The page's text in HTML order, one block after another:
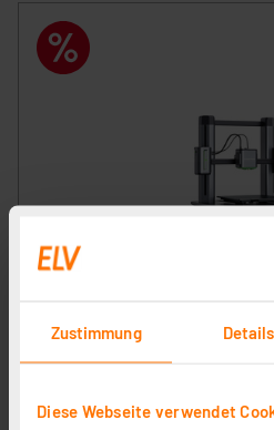
Zustimmung Details
Diese Webseite verwendet
AnkerMake FFF-3D-Drucker
Artikel-Nr. 253138
1 2 3 4 5